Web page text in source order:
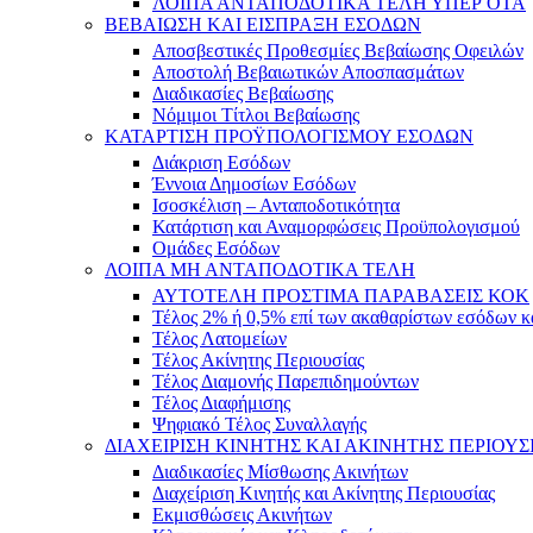
ΒΕΒΑΙΩΣΗ ΚΑΙ ΕΙΣΠΡΑΞΗ ΕΣΟΔΩΝ
Αποσβεστικές Προθεσμίες Βεβαίωσης Οφειλών
Αποστολή Βεβαιωτικών Αποσπασμάτων
Διαδικασίες Βεβαίωσης
Νόμιμοι Τίτλοι Βεβαίωσης
ΚΑΤΑΡΤΙΣΗ ΠΡΟΫΠΟΛΟΓΙΣΜΟΥ ΕΣΟΔΩΝ
Διάκριση Εσόδων
Έννοια Δημοσίων Εσόδων
Ισοσκέλιση – Ανταποδοτικότητα
Κατάρτιση και Αναμορφώσεις Προϋπολογισμού
Ομάδες Εσόδων
ΛΟΙΠΑ ΜΗ ΑΝΤΑΠΟΔΟΤΙΚΑ ΤΕΛΗ
ΑΥΤΟΤΕΛΗ ΠΡΟΣΤΙΜΑ ΠΑΡΑΒΑΣΕΙΣ ΚΟΚ
Τέλος 2% ή 0,5% επί των ακαθαρίστων εσόδων
Τέλος Λατομείων
Τέλος Ακίνητης Περιουσίας
Τέλος Διαμονής Παρεπιδημούντων
Τέλος Διαφήμισης
Ψηφιακό Τέλος Συναλλαγής
ΔΙΑΧΕΙΡΙΣΗ ΚΙΝΗΤΗΣ ΚΑΙ ΑΚΙΝΗΤΗΣ
Διαδικασίες Μίσθωσης Ακινήτων
Διαχείριση Κινητής και Ακίνητης Περιουσίας
Εκμισθώσεις Ακινήτων